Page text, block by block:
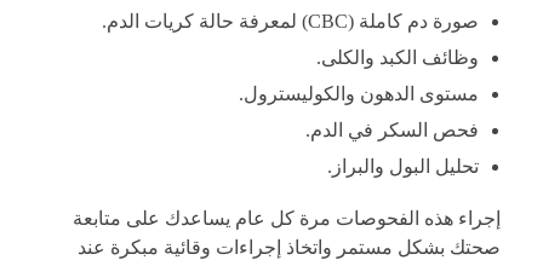
صورة دم كاملة (CBC) لمعرفة حالة كريات الدم.
وظائف الكبد والكلى.
مستوى الدهون والكوليسترول.
فحص السكر في الدم.
تحليل البول والبراز.
إجراء هذه الفحوصات مرة كل عام يساعدك على متابعة
صحتك بشكل مستمر واتخاذ إجراءات وقائية مبكرة عند